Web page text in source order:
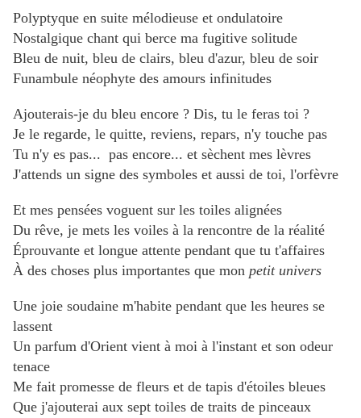
Polyptyque en suite mélodieuse et ondulatoire
Nostalgique chant qui berce ma fugitive solitude
Bleu de nuit, bleu de clairs, bleu d'azur, bleu de soir
Funambule néophyte des amours infinitudes
Ajouterais-je du bleu encore ? Dis, tu le feras toi ?
Je le regarde, le quitte, reviens, repars, n'y touche pas
Tu n'y es pas... pas encore... et sèchent mes lèvres
J'attends un signe des symboles et aussi de toi, l'orfèvre
Et mes pensées voguent sur les toiles alignées
Du rêve, je mets les voiles à la rencontre de la réalité
Éprouvante et longue attente pendant que tu t'affaires
À des choses plus importantes que mon petit univers
Une joie soudaine m'habite pendant que les heures se
lassent
Un parfum d'Orient vient à moi à l'instant et son odeur
tenace
Me fait promesse de fleurs et de tapis d'étoiles bleues
Que j'ajouterai aux sept toiles de traits de pinceaux